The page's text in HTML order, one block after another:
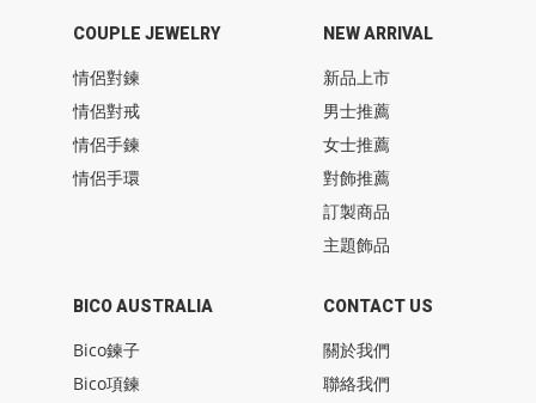
COUPLE JEWELRY
情侶對鍊
情侶對戒
情侶手鍊
情侶手環
BICO AUSTRALIA
Bico鍊子
Bico項鍊
NEW ARRIVAL
新品上市
男士推薦
女士推薦
對飾推薦
訂製商品
主題飾品
CONTACT US
關於我們
聯絡我們